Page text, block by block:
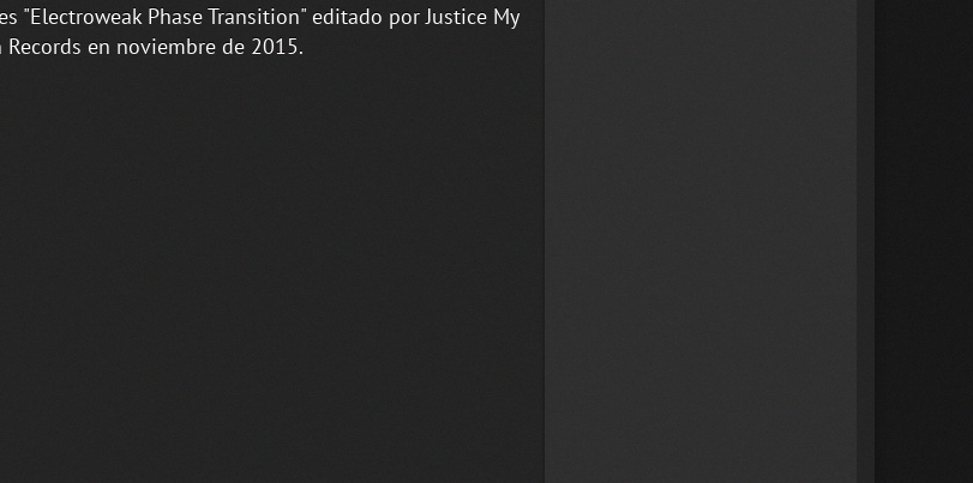
"Electroweak Phase Transition" editado por Justice My
Records en noviembre de 2015.